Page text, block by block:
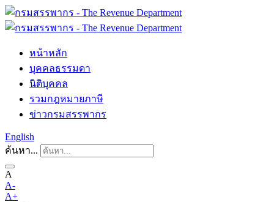
หน้าหลัก
บุคคลธรรมดา
นิติบุคคล
รวมกฎหมายภาษี
ข่าวกรมสรรพากร
English
ค้นหา...
A
A-
A+